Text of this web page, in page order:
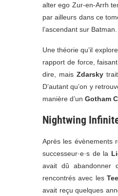
alter ego Zur-en-Arrh
par ailleurs dans ce
l’ascendant sur Batman.
Une théorie qu’il
rapport de force,
dire, maisZdarsky
D’autant qu’on y
manière d’un Gotham
Nightwing
Après les évènements
successeur·e·s de la
avait dû abandonner
rencontrés avec les
avait reçu quelques